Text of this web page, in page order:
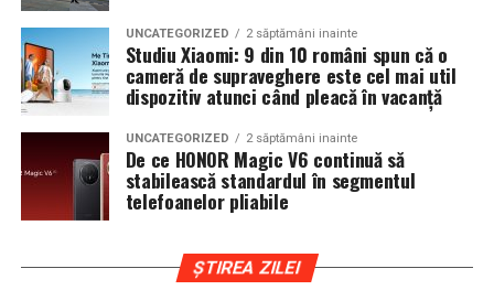
Cluj
Clujul este un oras in care vremea poate fi imprevizibila,
iar drumurile din imprejurimi includ atat zone urbane,
cat si trasee montane sau colinare. O masina pregatita
de show trebuie sa ajunga la eveniment in siguranta si
fara probleme, indiferent de conditiile de drum.
Din acest motiv, tipul de anvelopa ales devine extrem de
important. Anvelopele care ofera aderenta constanta,
stabilitate si un aspect echilibrat sunt preferate de cei
UNCATEGORIZED 2 săptămâni inainte
Studiu Xiaomi: 9 din 10 români spun că o
cameră de supraveghere este cel mai util
dispozitiv atunci când pleacă în vacanță
UNCATEGORIZED 2 săptămâni inainte
De ce HONOR Magic V6 continuă să
stabilească standardul în segmentul
telefoanelor pliabile
ȘTIREA ZILEI